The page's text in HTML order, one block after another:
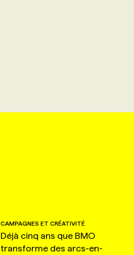
CAMPAGNES ET CRÉATIVITÉ
Déjà cinq ans que BMO
transforme des arcs-en-